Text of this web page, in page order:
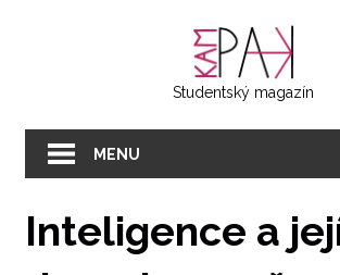
Studentský magazín
MENU
Inteligence a